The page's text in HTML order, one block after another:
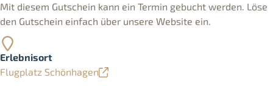
Mit diesem Gutschein kann ein Termin gebucht werden. Löse
den Gutschein einfach über unsere Website ein.
Erlebnisort
Flugplatz Schönhagen